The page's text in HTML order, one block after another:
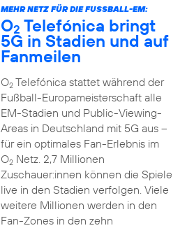
MEHR NETZ FÜR DIE FUSSBALL-EM:
O2 Telefónica bringt
5G in Stadien und auf
Fanmeilen
O2Telefónica stattet während der
Fußball-Europameisterschaft alle
EM-Stadien und Public-Viewing-
Areas in Deutschland mit 5G aus –
für ein optimales Fan-Erlebnis im
O2Netz. 2,7 Millionen
Zuschauer:innen können die Spiele
live in den Stadien verfolgen. Viele
weitere Millionen werden in den
Fan-Zones in den zehn